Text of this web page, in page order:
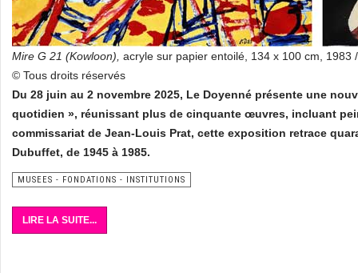
Mire G 21 (Kowloon), acryle sur papier entoilé, 134 x 100 cm, 1983
© Tous droits réservés
Du 28 juin au 2 novembre 2025, Le Doyenné présente une
quotidien », réunissant plus de cinquante œuvres, incluant
commissariat de Jean-Louis Prat, cette exposition retrace
Dubuffet, de 1945 à 1985.
MUSEES - FONDATIONS - INSTITUTIONS
LIRE LA SUITE...